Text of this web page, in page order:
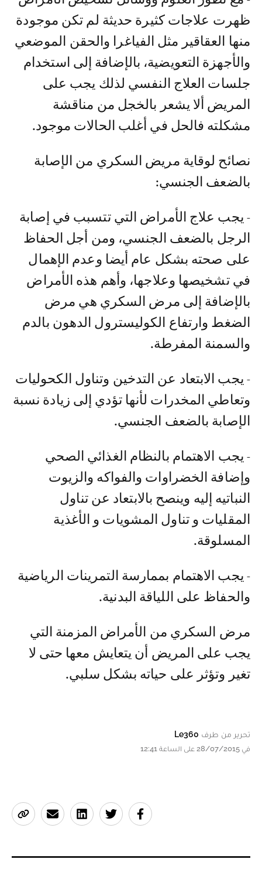
ظهرت علاجات كثيرة حديثة لم تكن موجودة
منها العقاقير مثل الفياغرا والحقن الموضعي
والأجهزة التعويضية، بالإضافة إلى استخدام
جلسات العلاج النفسي لذلك يجب على
المريض ألا يشعر بالخجل من مناقشة
مشكلته فالحل في أغلب الحالات موجود.
نصائح لوقاية مريض السكري من الإصابة
بالضعف الجنسي:
- يجب علاج الأمراض التي تتسبب في إصابة
الرجل بالضعف الجنسي، ومن أجل الحفاظ
على صحته بشكل عام أيضا وعدم الإهمال
في تشخيصها وعلاجها، وأهم هذه الأمراض
بالإضافة إلى مرض السكري هي مرض
الضغط وارتفاع الكوليسترول الدهون بالدم
والسمنة المفرطة.
- يجب الابتعاد عن التدخين وتناول الكحوليات
وتعاطي المخدرات لأنها تؤدي إلى زيادة نسبة
الإصابة بالضعف الجنسي.
- يجب الاهتمام بالنظام الغذائي الصحي
وإضافة الخضراوات والفواكه والزيوت
النباتيه إليه وينصح بالابتعاد عن تناول
المقليات و تناول المشويات و الأغذية
المسلوقة.
- يجب الاهتمام بممارسة التمرينات الرياضية
والحفاظ على اللياقة البدنية.
مرض السكري من الأمراض المزمنة التي
يجب على المريض أن يتعايش معها حتى لا
تغير وتؤثر على حياته بشكل سلبي.
تحرير من طرف Le360
في 28/07/2015 على الساعة 12:41